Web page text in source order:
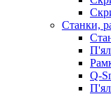
Станки,
Q-